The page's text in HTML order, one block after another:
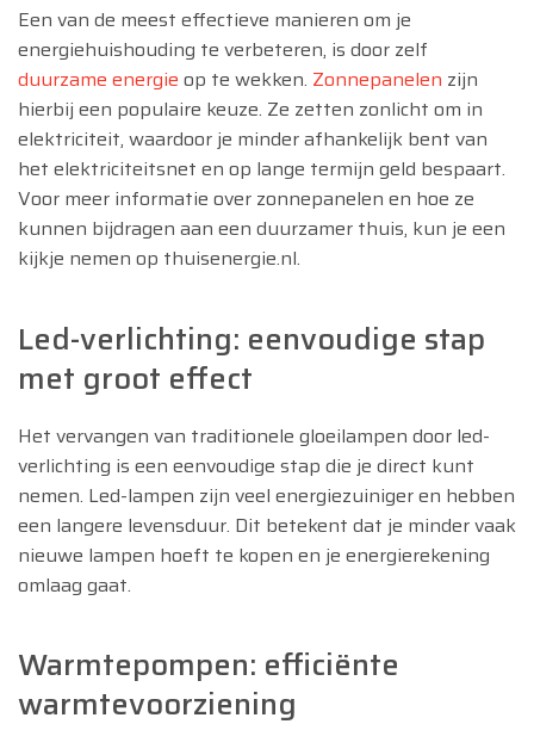
Een van de meest effectieve manieren om je
energiehuishouding te verbeteren, is door zelf
duurzame energie op te wekken. Zonnepanelen zijn
hierbij een populaire keuze. Ze zetten zonlicht om in
elektriciteit, waardoor je minder afhankelijk bent van
het elektriciteitsnet en op lange termijn geld bespaart.
Voor meer informatie over zonnepanelen en hoe ze
kunnen bijdragen aan een duurzamer thuis, kun je een
kijkje nemen op thuisenergie.nl.
Led-verlichting: eenvoudige stap
met groot effect
Het vervangen van traditionele gloeilampen door led-
verlichting is een eenvoudige stap die je direct kunt
nemen. Led-lampen zijn veel energiezuiniger en hebben
een langere levensduur. Dit betekent dat je minder vaak
nieuwe lampen hoeft te kopen en je energierekening
omlaag gaat.
Warmtepompen: efficiënte
warmtevoorziening